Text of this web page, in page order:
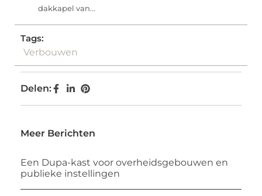
dakkapel van...
Tags:
Verbouwen
Delen:
Meer Berichten
Een Dupa-kast voor overheidsgebouwen en
publieke instellingen